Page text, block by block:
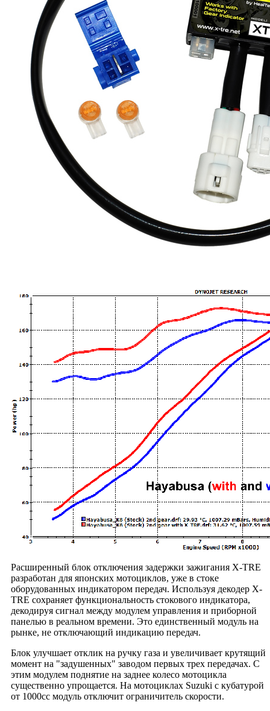
Расширенный блок отключения задержки зажигания X-TRE
разработан для японских мотоциклов, уже в стоке
оборудованных индикатором передач. Используя декодер X-
TRE сохраняет функциональность стокового индикатора,
декодируя сигнал между модулем управления и приборной
панелью в реальном времени. Это единственный модуль на
рынке, не отключающий индикацию передач.
Блок улучшает отклик на ручку газа и увеличивает крутящий
момент на "задушенных" заводом первых трех передачах. С
этим модулем поднятие на заднее колесо мотоцикла
существенно упрощается. На мотоциклах Suzuki с кубатурой
от 1000cc модуль отключит ограничитель скорости.